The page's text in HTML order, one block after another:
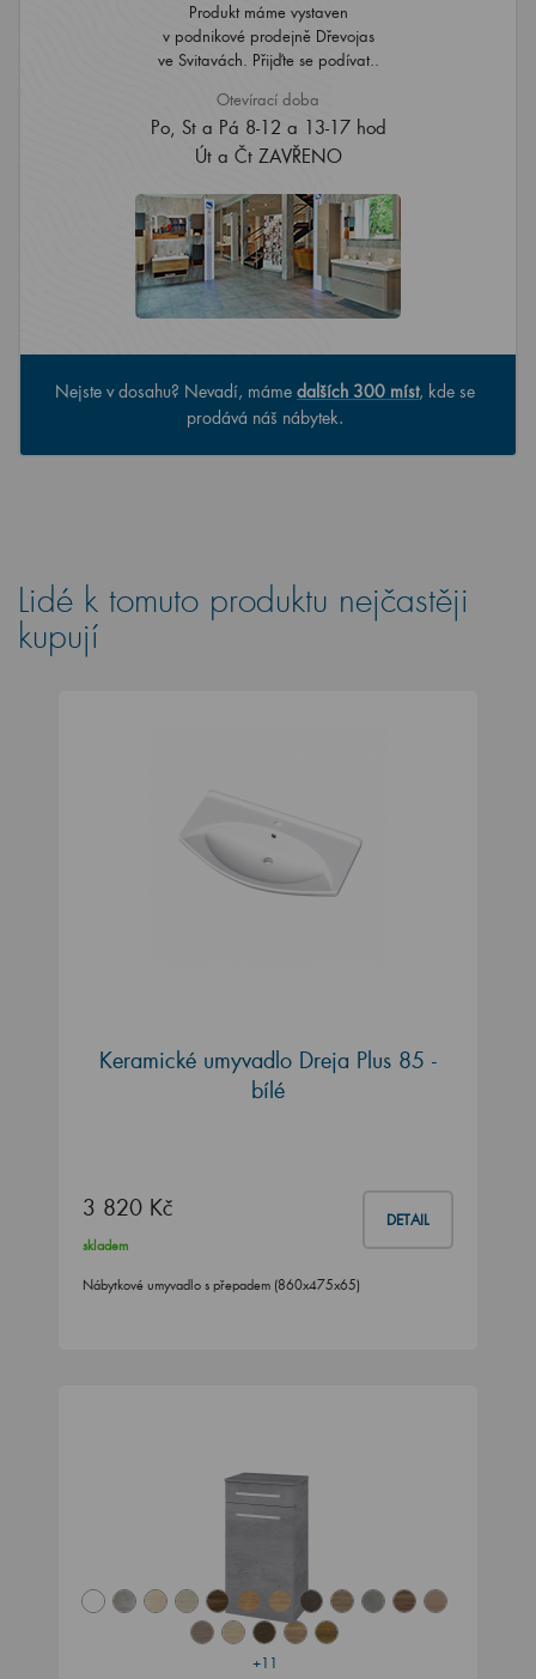
Produkt máme vystaven
v podnikové prodejně Dřevojas
ve Svitavách. Přijďte se podívat..
Otevírací doba
Po, St a Pá 8-12 a 13-17 hod
Út a Čt ZAVŘENO
Nejste v dosahu? Nevadí, máme dalších 300 míst, kde se
prodává náš nábytek.
Lidé k tomuto produktu nejčastěji
kupují
Keramické umyvadlo Dreja Plus 85 -
bílé
3 820 Kč DETAIL
skladem
Nábytkové umyvadlo s přepadem (860x475x65)
+11